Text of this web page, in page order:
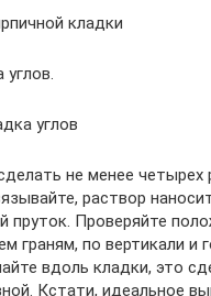
кладки
углов
не менее четырех
раствор
пруток. Проверяйте
граням, по вертикали и
вдоль кладки, это
Кстати, идеальное